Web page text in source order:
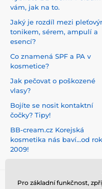
vám, jak na to.
Jaký je rozdíl mezi
tonikem, sérem, ampulí a
esencí?
Co znamená SPF a PA v
kosmetice?
Jak pečovat o poškozené
vlasy?
Bojíte se nosit kontaktní
čočky? Tipy!
BB-cream.cz Korejská
kosmetika nás baví...od
2009!
Pro základní funkčnost,